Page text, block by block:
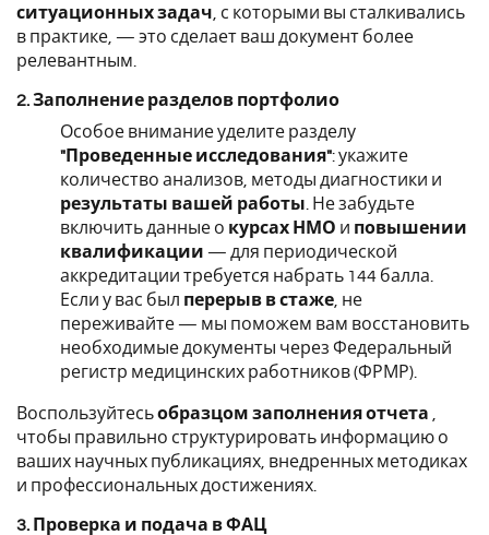
ситуационных задач , с которыми вы сталкивались
в практике, — это сделает ваш документ более
релевантным.
2. Заполнение разделов портфолио
Особое внимание уделите разделу
"Проведенные исследования": укажите
количество анализов, методы диагностики и
результаты вашей работы . Не забудьте
включить данные о курсах НМО и повышении
квалификации — для периодической
аккредитации требуется набрать 144 балла.
Если у вас был перерыв в стаже , не
переживайте — мы поможем вам восстановить
необходимые документы через Федеральный
регистр медицинских работников (ФРМР).
Воспользуйтесьобразцом заполнения отчета
чтобы правильно структурировать информацию о
ваших научных публикациях, внедренных методиках
и профессиональных достижениях.
3. Проверка и подача в ФАЦ